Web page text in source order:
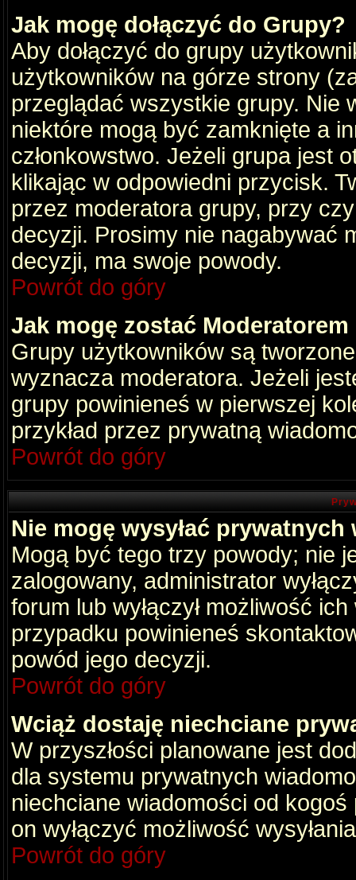
Jak mogę dołączyć do Grupy?
Aby dołączyć do grupy
użytkowników na górze strony
przeglądać wszystkie grupy. Nie
niektóre mogą być zamknięte a
członkowstwo. Jeżeli grupa jest
klikając w odpowiedni przycisk.
przez moderatora grupy, przy
decyzji. Prosimy nie nagabywać
decyzji, ma swoje powody.
Powrót do góry
Jak mogę zostać
Grupy użytkowników są
wyznacza moderatora. Jeżeli
grupy powinieneś w pierwszej
przykład przez prywatną
Powrót do góry
Nie mogę wysyłać
Mogą być tego trzy powody; nie
zalogowany, administrator
forum lub wyłączył możliwość
przypadku powinieneś
powód jego decyzji.
Powrót do góry
Wciąż dostaję niechciane
W przyszłości planowane jest
dla systemu prywatnych
niechciane wiadomości od
on wyłączyć możliwość
Powrót do góry